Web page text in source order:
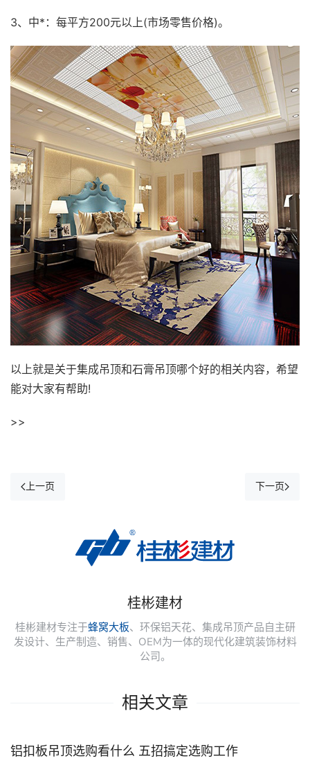
3、中*：每平方200元以上(市场零售价格)。
以上就是关于集成吊顶和石膏吊顶哪个好的相关内容，希望
能对大家有帮助!
>>
上一页 下一页
桂彬建材
桂彬建材专注于蜂窝大板、环保铝天花、集成吊顶产品自主研
发设计、生产制造、销售、OEM为一体的现代化建筑装饰材料
公司。
相关文章
铝扣板吊顶选购看什么 五招搞定选购工作